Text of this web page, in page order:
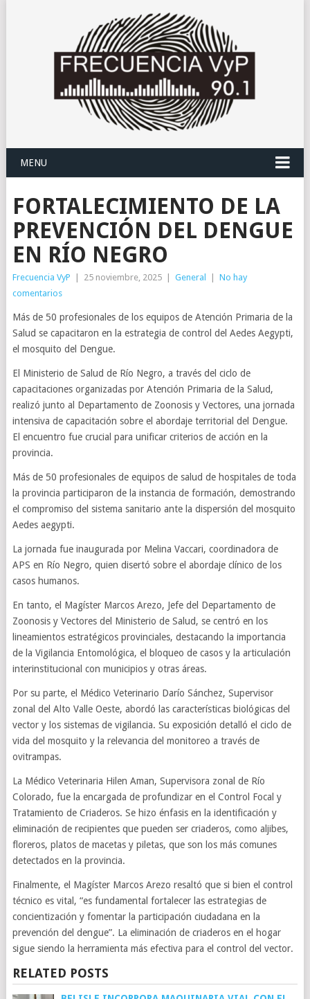
MENU
FORTALECIMIENTO DE LA
PREVENCIÓN DEL DENGUE
EN RÍO NEGRO
Frecuencia VyP 25 noviembre, 2025 General
No hay
comentarios
Más de 50 profesionales de los equipos de Atención Primaria de la
Salud se capacitaron en la estrategia de control del Aedes Aegypti,
el mosquito del Dengue.
El Ministerio de Salud de Río Negro, a través del ciclo de
capacitaciones organizadas por Atención Primaria de la Salud,
realizó junto al Departamento de Zoonosis y Vectores, una jornada
intensiva de capacitación sobre el abordaje territorial del Dengue.
El encuentro fue crucial para unificar criterios de acción en la
provincia.
Más de 50 profesionales de equipos de salud de hospitales de toda
la provincia participaron de la instancia de formación, demostrando
el compromiso del sistema sanitario ante la dispersión del mosquito
Aedes aegypti.
La jornada fue inaugurada por Melina Vaccari, coordinadora de
APS en Río Negro, quien disertó sobre el abordaje clínico de los
casos humanos.
En tanto, el Magíster Marcos Arezo, Jefe del Departamento de
Zoonosis y Vectores del Ministerio de Salud, se centró en los
lineamientos estratégicos provinciales, destacando la importancia
de la Vigilancia Entomológica, el bloqueo de casos y la articulación
interinstitucional con municipios y otras áreas.
Por su parte, el Médico Veterinario Darío Sánchez, Supervisor
zonal del Alto Valle Oeste, abordó las características biológicas del
vector y los sistemas de vigilancia. Su exposición detalló el ciclo de
vida del mosquito y la relevancia del monitoreo a través de
ovitrampas.
La Médico Veterinaria Hilen Aman, Supervisora zonal de Río
Colorado, fue la encargada de profundizar en el Control Focal y
Tratamiento de Criaderos. Se hizo énfasis en la identificación y
eliminación de recipientes que pueden ser criaderos, como aljibes,
floreros, platos de macetas y piletas, que son los más comunes
detectados en la provincia.
Finalmente, el Magíster Marcos Arezo resaltó que si bien el control
técnico es vital, “es fundamental fortalecer las estrategias de
concientización y fomentar la participación ciudadana en la
prevención del dengue”. La eliminación de criaderos en el hogar
sigue siendo la herramienta más efectiva para el control del vector.
RELATED POSTS